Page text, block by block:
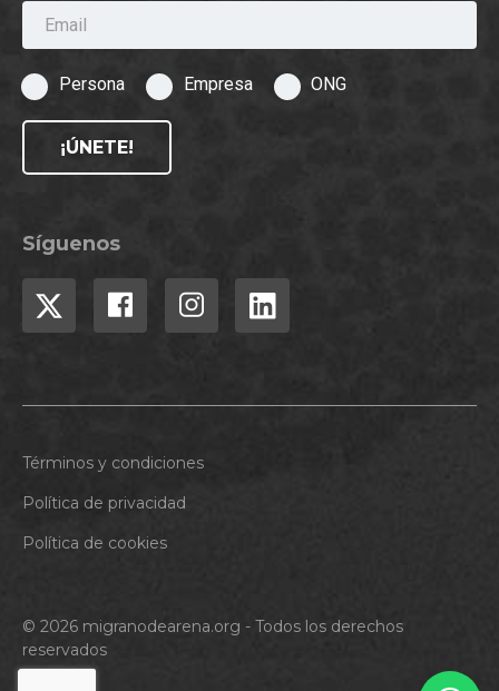
Email
Persona Empresa ONG
¡ÚNETE!
Síguenos
© 2026 migranodearena.org - Todos los derechos
reservados
Términos y condiciones
Política de privacidad
Política de cookies